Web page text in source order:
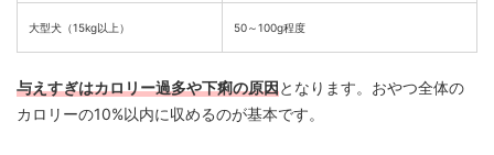
大型犬（15kg以上） 50～100g程度
与えすぎはカロリー過多や下痢の原因となります。おやつ全体の
カロリーの10%以内に収めるのが基本です。